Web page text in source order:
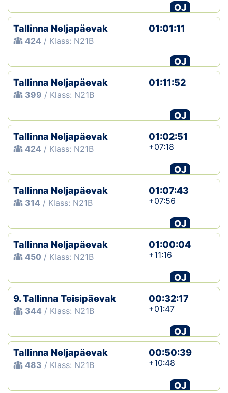
Dokumendid
Klubid
Suletud maastikud
Püsirajad
Koolitused
OTSI
OJ
Tallinna Neljapäevak
424 / Klass: N21B
01:01:11
OJ
Tallinna Neljapäevak
399 / Klass: N21B
01:11:52
OJ
Tallinna Neljapäevak
424 / Klass: N21B
01:02:51
+07:18
OJ
Tallinna Neljapäevak
314 / Klass: N21B
01:07:43
+07:56
OJ
Tallinna Neljapäevak
450 / Klass: N21B
01:00:04
+11:16
OJ
9. Tallinna Teisipäevak
344 / Klass: N21B
00:32:17
+01:47
OJ
Tallinna Neljapäevak
483 / Klass: N21B
00:50:39
+10:48
OJ